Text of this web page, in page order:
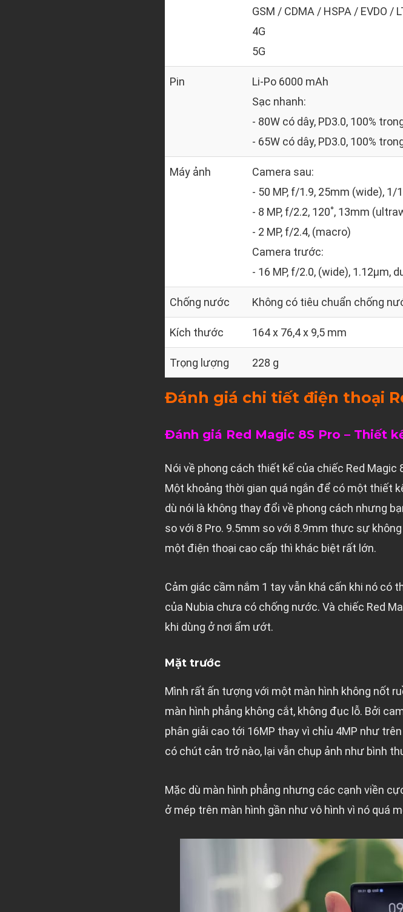
GSM / CDMA / HSPA / EVDO /
4G
5G
Pin
Li-Po 6000 mAh
Sạc nhanh:
- 80W có dây, PD3.0, 100%
- 65W có dây, PD3.0, 100%
Máy ảnh
Camera sau:
- 50 MP, f/1.9, 25mm (wide), 1/
- 8 MP, f/2.2, 120˚, 13mm
- 2 MP, f/2.4, (macro)
Camera trước:
- 16 MP, f/2.0, (wide), 1.12µm,
Chống nước Không có tiêu chuẩn chống
Kích thước 164 x 76,4 x 9,5 mm
Trọng lượng 228 g
Đánh giá chi tiết điện thoại
Đánh giá Red Magic 8S Pro – Thiết
Nói về phong cách thiết kế của chiếc Red Magic
Một khoảng thời gian quá ngắn để có một thiết
dù nói là không thay đổi về phong cách nhưng
so với 8 Pro. 9.5mm so với 8.9mm thực sự
một điện thoại cao cấp thì khác biệt rất lớn.
Cảm giác cầm nắm 1 tay vẫn khá cấn khi nó
của Nubia chưa có chống nước. Và chiếc Red
khi dùng ở nơi ẩm ướt.
Mặt trước
Mình rất ấn tượng với một màn hình không nốt
màn hình phẳng không cắt, không đục lỗ. Bởi
phân giải cao tới 16MP thay vì chỉu 4MP như
có chút cản trở nào, lại vẫn chụp ảnh như bình
Mặc dù màn hình phẳng nhưng các cạnh viền
ở mép trên màn hình gần như vô hình vì nó quá